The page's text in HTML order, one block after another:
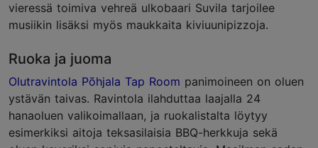
vieressä toimiva vehreä ulkobaari Suvila tarjoilee
musiikin lisäksi myös maukkaita kiviuunipizzoja.
Ruoka ja juoma
Olutravintola Põhjala Tap Room panimoineen on oluen
ystävän taivas. Ravintola ilahduttaa laajalla 24
hanaoluen valikoimallaan, ja ruokalistalta löytyy
esimerkiksi aitoja teksasilaisia BBQ-herkkuja sekä